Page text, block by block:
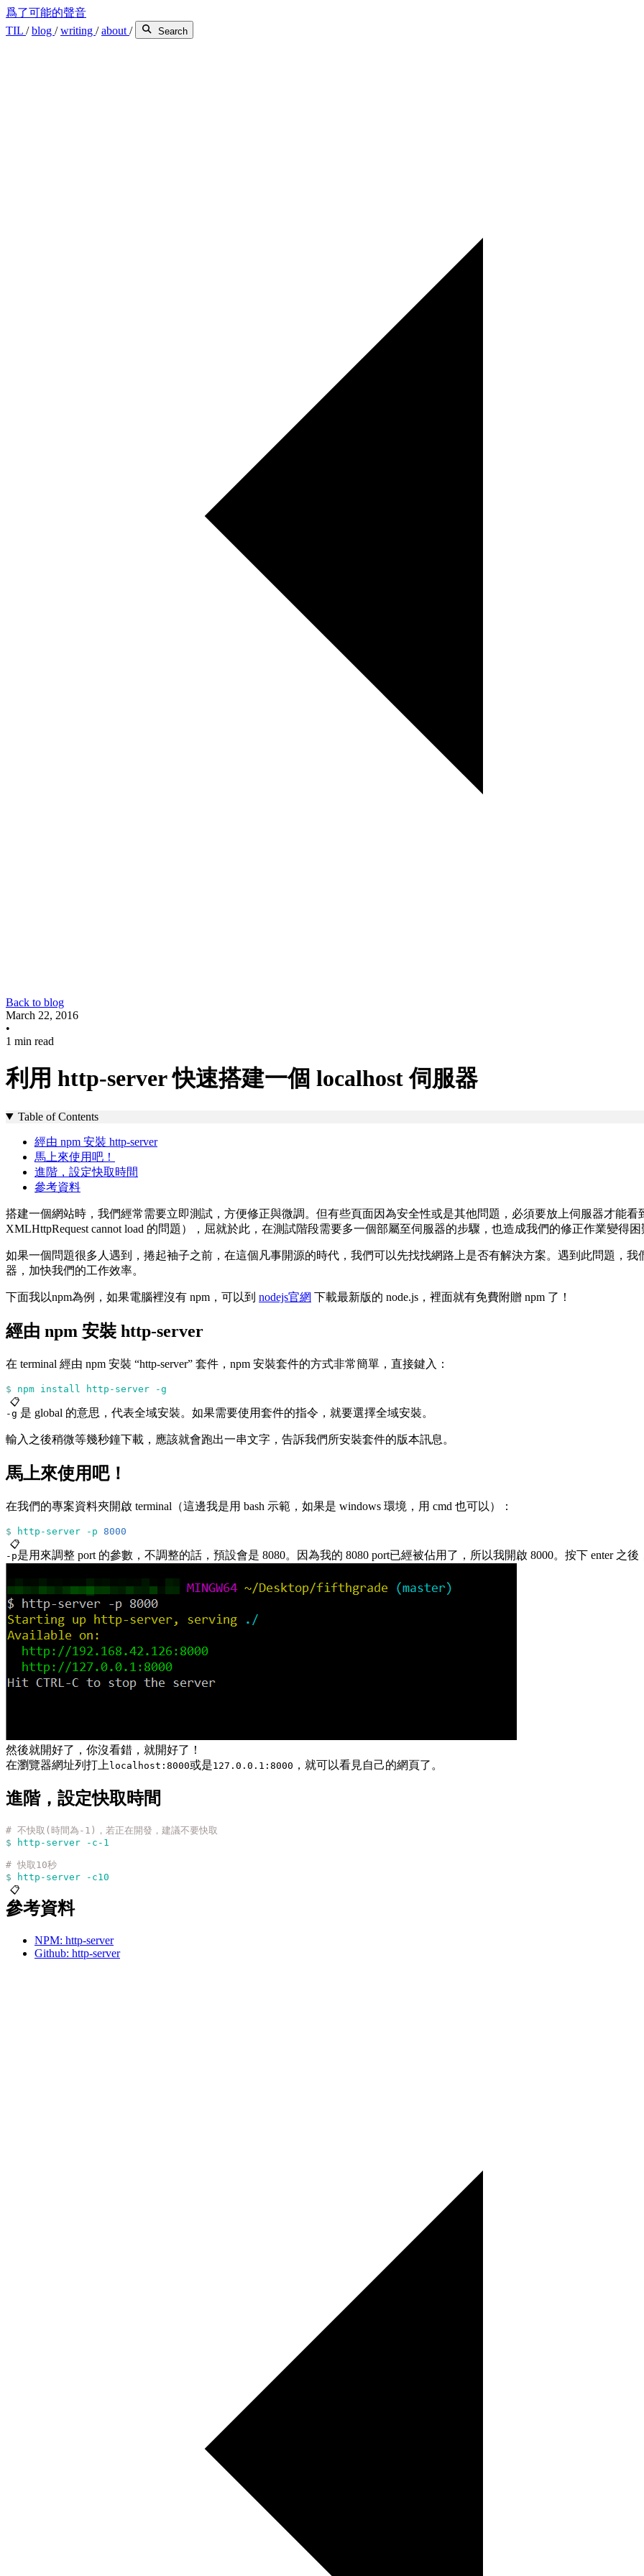
爲了可能的聲音
TIL /blog /writing /about / Search
Back to blog
March 22, 2016
•
1 min read
利用 http-server 快速搭建一個 localhost 伺服器
Table of Contents
經由 npm 安裝 http-server
馬上來使用吧！
進階，設定快取時間
參考資料
搭建一個網站時，我們經常需要立即測試，方便修正與微調。但有些頁面因為安全性或是其他問題，必須要放上伺服器才能看
XMLHttpRequest cannot load 的問題），屈就於此，在測試階段需要多一個部屬至伺服器的步驟，也造成我們的修正作業變得困
如果一個問題很多人遇到，捲起袖子之前，在這個凡事開源的時代，我們可以先找找網路上是否有解決方案。遇到此問題，我
器，加快我們的工作效率。
下面我以npm為例，如果電腦裡沒有 npm，可以到 nodejs官網 下載最新版的 node.js，裡面就有免費附贈 npm 了！
經由 npm 安裝 http-server
在 terminal 經由 npm 安裝 “http-server” 套件，npm 安裝套件的方式非常簡單，直接鍵入：
$ npm install http-server -g
📋
-g 是 global 的意思，代表全域安裝。如果需要使用套件的指令，就要選擇全域安裝。
輸入之後稍微等幾秒鐘下載，應該就會跑出一串文字，告訴我們所安裝套件的版本訊息。
馬上來使用吧！
在我們的專案資料夾開啟 terminal（這邊我是用 bash 示範，如果是 windows 環境，用 cmd 也可以）：
$ http-server -p 8000
📋
-p是用來調整 port 的參數，不調整的話，預設會是 8080。因為我的 8080 port已經被佔用了，所以我開啟 8000。按下 enter 之後
然後就開好了，你沒看錯，就開好了！
在瀏覽器網址列打上 localhost:8000或是127.0.0.1:8000 ，就可以看見自己的網頁了。
進階，設定快取時間
# 不快取(時間為-1)，若正在開發，建議不要快取
$ http-server -c-1
# 快取10秒
$ http-server -c10
📋
參考資料
NPM: http-server
Github: http-server